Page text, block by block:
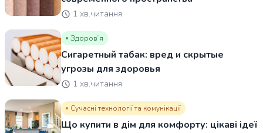
1 хв.читання
Здоровʼя
Сигаретный табак: вред и скрытые
угрозы для здоровья
1 хв.читання
Сучасні технології та комунікації
Що купити в дім для комфорту: цікаві ідеї